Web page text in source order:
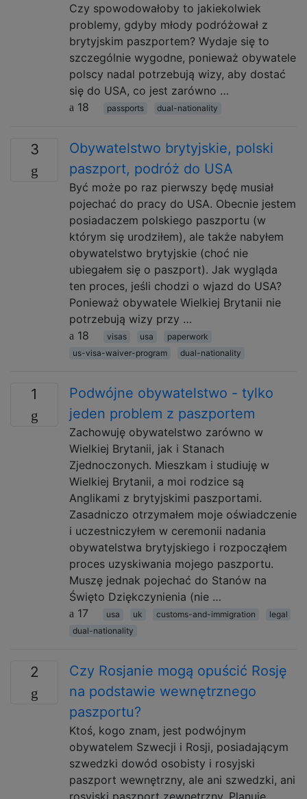
Czy spowodowałoby to jakiekolwiek
problemy, gdyby młody podróżował z
brytyjskim paszportem? Wydaje się to
szczególnie wygodne, ponieważ obywatele
polscy nadal potrzebują wizy, aby dostać
się do USA, co jest zarówno …
18
passports dual-nationality
3
Obywatelstwo brytyjskie, polski
paszport, podróż do USA
Być może po raz pierwszy będę musiał
pojechać do pracy do USA. Obecnie jestem
posiadaczem polskiego paszportu (w
którym się urodziłem), ale także nabyłem
obywatelstwo brytyjskie (choć nie
ubiegałem się o paszport). Jak wygląda
ten proces, jeśli chodzi o wjazd do USA?
Ponieważ obywatele Wielkiej Brytanii nie
potrzebują wizy przy …
18
visas usa
paperwork
us-visa-waiver-program
dual-nationality
1
Podwójne obywatelstwo - tylko
jeden problem z paszportem
Zachowuję obywatelstwo zarówno w
Wielkiej Brytanii, jak i Stanach
Zjednoczonych. Mieszkam i studiuję w
Wielkiej Brytanii, a moi rodzice są
Anglikami z brytyjskimi paszportami.
Zasadniczo otrzymałem moje oświadczenie
i uczestniczyłem w ceremonii nadania
obywatelstwa brytyjskiego i rozpocząłem
proces uzyskiwania mojego paszportu.
Muszę jednak pojechać do Stanów na
Święto Dziękczynienia (nie …
17
usa uk customs-and-immigration
legal
dual-nationality
2
Czy Rosjanie mogą opuścić Rosję
na podstawie wewnętrznego
paszportu?
Ktoś, kogo znam, jest podwójnym
obywatelem Szwecji i Rosji, posiadającym
szwedzki dowód osobisty i rosyjski
paszport wewnętrzny, ale ani szwedzki, ani
rosyjski paszport zewnętrzny. Planuje